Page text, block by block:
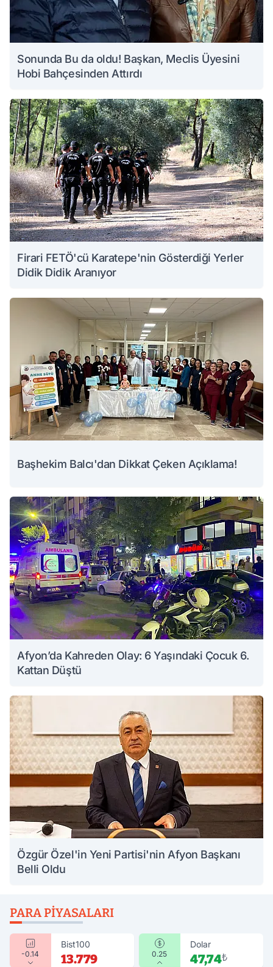
Sonunda Bu da oldu! Başkan, Meclis Üyesini
Hobi Bahçesinden Attırdı
Firari FETÖ'cü Karatepe'nin Gösterdiği Yerler
Didik Didik Aranıyor
Başhekim Balcı'dan Dikkat Çeken Açıklama!
Afyon’da Kahreden Olay: 6 Yaşındaki Çocuk 6.
Kattan Düştü
Özgür Özel'in Yeni Partisi'nin Afyon Başkanı
Belli Oldu
PARA PIYASALARI
-0.14
Bist100
13.779 0.25
Dolar
47,74₺